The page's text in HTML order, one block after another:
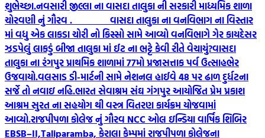
શુભેચ્છા.નવસારી જીલ્લા ના વાસદા તાલુકા ની સરકારી માધ્યમિક શાળા
ચોરવણી નું ગૌરવ . વાસદા તાલુકા ના વનવિભાગ ના વિસ્તાર
માં વધુ એક લાકડા ચોરી નો કિસ્સો સામે આવ્યો વનવિભાગે ગેર કાયદેસર
ઝડપેલું લાકડું બીજા તાલુકા માં ઈટ ના ભટ્ટે કેવી રીતે વેચાયું?વાસદા
તાલુકા ના રંગપુર પ્રાથમિક શાળામાં 77મો પ્રજાસત્તાક પર્વ ઉત્સાહભેર
ઉજવાયો.વલસાડ ડી-માર્ટની સામે નેશનલ હાઈવે 48 પર ઢાળ દુર્ધટના
સર્જે તો નવાઇ નહિ.ભારત સેવાશ્રમ સંઘ ગંગપુર આયોજિત પ્રેમ પ્રકાશ
આશ્રમ સુરત ના સહયોગ થી વસ્ત્ર વિતરણ કાર્યક્રમ યોજવામાં
આવ્યો.રાજપીપળા કોલેજ નું ગૌરવ NCC ઓલ ઇન્ડિયા વાર્ષિક શિબિર
EBSB–II,Taliparamba, કેરાલા કેમ્પમાં રાજપીપળા કોલેજના